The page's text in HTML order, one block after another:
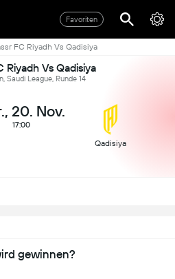
Favoriten
FC Riyadh Vs Qadisiya
Riyadh Vs Qadisiya
Saudi League, Runde 14
20. Nov.
17:00
Qadisiya
gewinnen?